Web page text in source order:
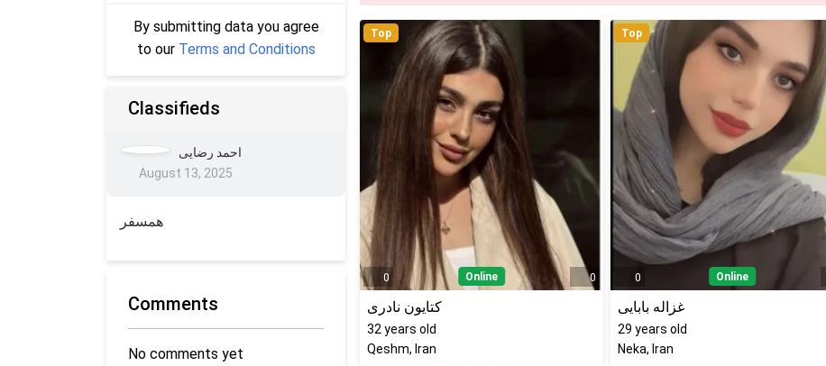
Top
0 Online 0
کتایون نادری
32 years old
Qeshm, Iran
Top
0 Online
غزاله بابایی
29 years old
Neka, Iran
By submitting data you agree
to our Terms and Conditions
Classifieds
احمد رضایی
August 13, 2025
همسفر
Comments
No comments yet